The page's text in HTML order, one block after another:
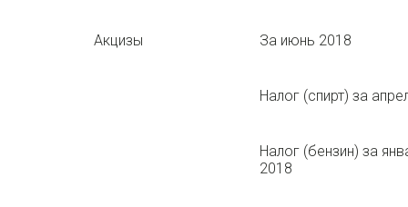
Акцизы За июнь 2018
Налог (спирт) за
Налог (бензин) за
2018